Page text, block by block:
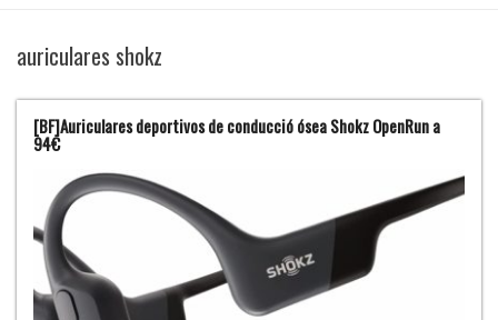
auriculares shokz
[BF]Auriculares deportivos de conducció ósea Shokz OpenRun a
94€